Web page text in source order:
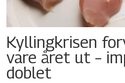
Kyllingkrisen
vare året ut –
doblet